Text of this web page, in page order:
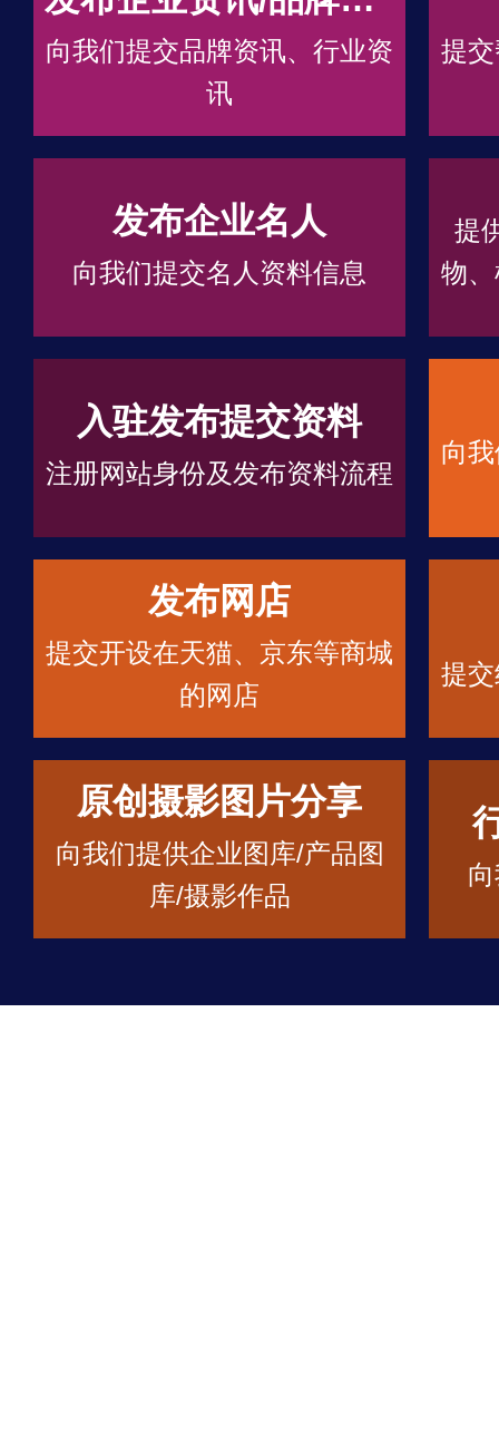
向我们提交品牌资讯、行业资
讯
提
发布企业名人
向我们提交名人资料信息
提
物
入驻发布提交资料
注册网站身份及发布资料流程
向
发布网店
提交开设在天猫、京东等商城
的网店
提
原创摄影图片分享
向我们提供企业图库/产品图
库/摄影作品